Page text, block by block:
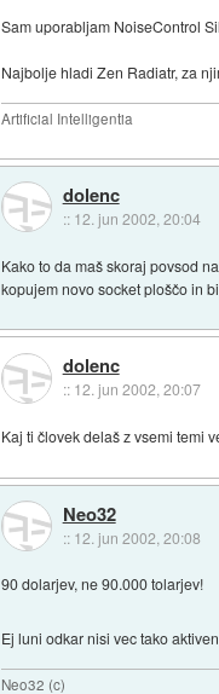
Sam uporabljam NoiseControl
Najbolje hladi Zen Radiatr, za
Artificial Intelligentia
dolenc
:: 12. jun 2002, 20:04
Kako to da maš skoraj povsod
kopujem novo socket ploščo in
dolenc
:: 12. jun 2002, 20:07
Kaj ti človek delaš z vsemi temi
Neo32
:: 12. jun 2002, 20:08
90 dolarjev, ne 90.000 tolarjev!
Ej luni odkar nisi vec tako
Neo32 (c)